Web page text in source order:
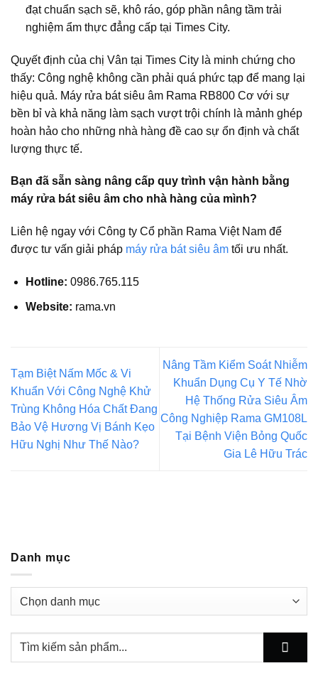
đạt chuẩn sạch sẽ, khô ráo, góp phần nâng tầm trải
nghiệm ẩm thực đẳng cấp tại Times City.
Quyết định của chị Vân tại Times City là minh chứng cho
thấy: Công nghệ không cần phải quá phức tạp để mang lại
hiệu quả. Máy rửa bát siêu âm Rama RB800 Cơ với sự
bền bỉ và khả năng làm sạch vượt trội chính là mảnh ghép
hoàn hảo cho những nhà hàng đề cao sự ổn định và chất
lượng thực tế.
Bạn đã sẵn sàng nâng cấp quy trình vận hành bằng
máy rửa bát siêu âm cho nhà hàng của mình?
Liên hệ ngay với Công ty Cổ phần Rama Việt Nam để
được tư vấn giải pháp máy rửa bát siêu âm tối ưu nhất.
Hotline: 0986.765.115
Website: rama.vn
Tạm Biệt Nấm Mốc & Vi
Khuẩn Với Công Nghệ Khử
Trùng Không Hóa Chất Đang
Bảo Vệ Hương Vị Bánh Kẹo
Hữu Nghị Như Thế Nào?
Nâng Tầm Kiểm Soát Nhiễm
Khuẩn Dụng Cụ Y Tế Nhờ
Hệ Thống Rửa Siêu Âm
Công Nghiệp Rama GM108L
Tại Bệnh Viện Bỏng Quốc
Gia Lê Hữu Trác
Danh mục
Danh